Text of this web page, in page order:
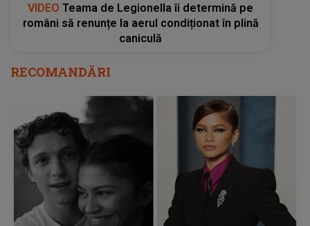
VIDEO Teama de Legionella îi determină pe
români să renunțe la aerul condiționat în plină
caniculă
RECOMANDĂRI